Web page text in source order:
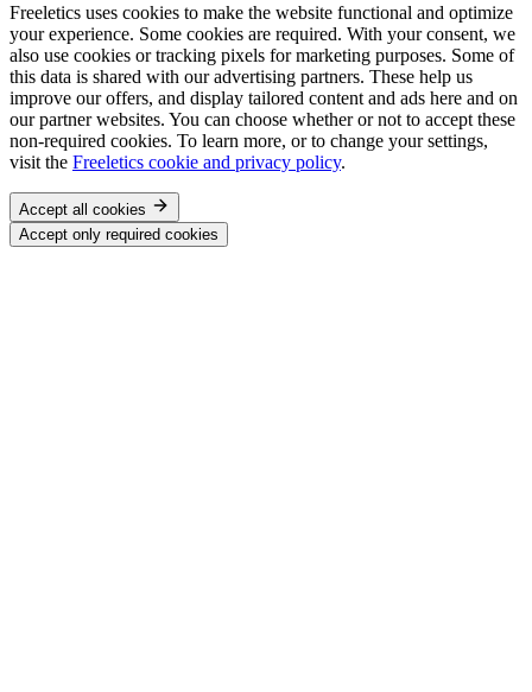
Freeletics uses cookies to make the website functional and optimize
your experience. Some cookies are required. With your consent, we
also use cookies or tracking pixels for marketing purposes. Some of
this data is shared with our advertising partners. These help us
improve our offers, and display tailored content and ads here and on
our partner websites. You can choose whether or not to accept these
non-required cookies. To learn more, or to change your settings,
visit the Freeletics cookie and privacy policy.
Accept all cookies
Accept only required cookies